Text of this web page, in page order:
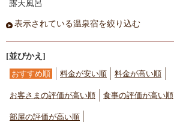
露天風呂
表示されている温泉宿を絞り込む
[並びかえ]
おすすめ順 料金が安い順 料金が高い順
お客さまの評価が高い順 食事の評価が高い順
部屋の評価が高い順